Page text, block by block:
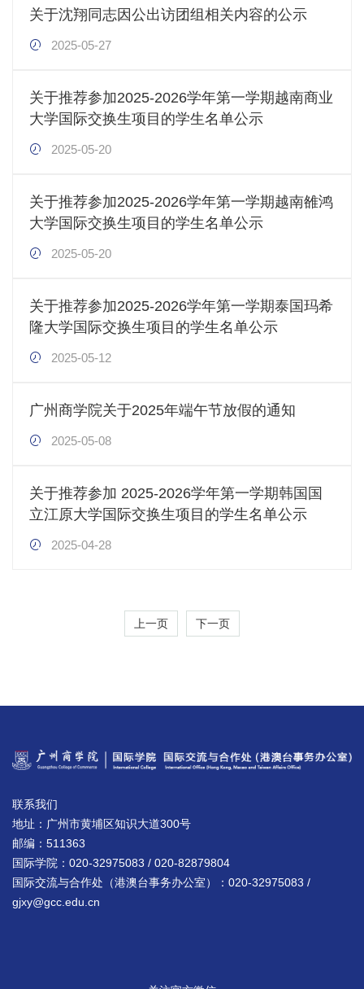
关于沈翔同志因公出访团组相关内容的公示
2025-05-27
关于推荐参加2025-2026学年第一学期越南商业
大学国际交换生项目的学生名单公示
2025-05-20
关于推荐参加2025-2026学年第一学期越南雒鸿
大学国际交换生项目的学生名单公示
2025-05-20
关于推荐参加2025-2026学年第一学期泰国玛希
隆大学国际交换生项目的学生名单公示
2025-05-12
广州商学院关于2025年端午节放假的通知
2025-05-08
关于推荐参加 2025-2026学年第一学期韩国国
立江原大学国际交换生项目的学生名单公示
2025-04-28
上一页 下一页
联系我们
地址：广州市黄埔区知识大道300号
邮编：511363
国际学院：020-32975083 / 020-82879804
国际交流与合作处（港澳台事务办公室）：020-32975083 /
gjxy@gcc.edu.cn